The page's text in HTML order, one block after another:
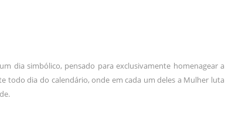
dia simbólico, pensado para exclusivamente homenagear a
todo dia do calendário, onde em cada um deles a Mulher luta